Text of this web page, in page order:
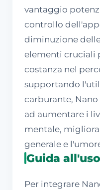
vantaggio
controllo
diminuzione
elementi cruciali
costanza nel
supportando
carburante,
ad aumentare i
mentale,
generale e
Guida
Per integrare